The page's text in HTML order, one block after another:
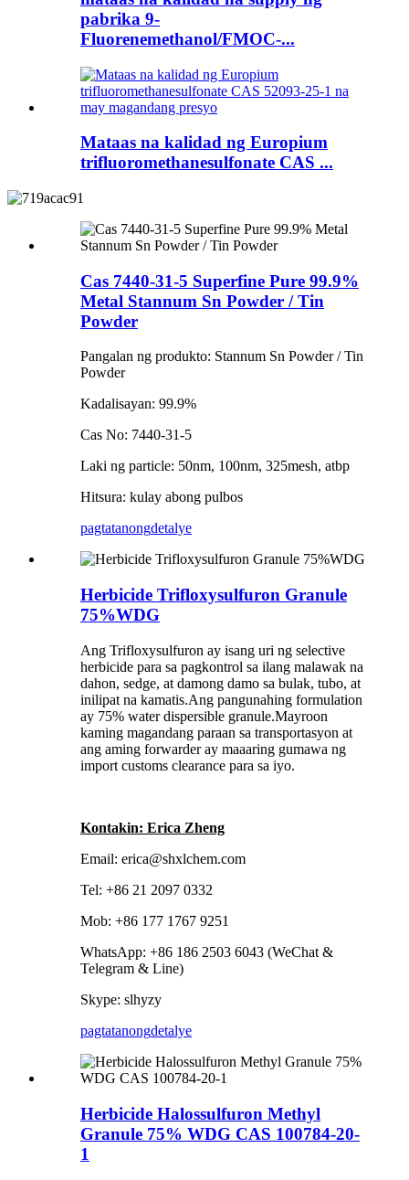
pabrika 9-
Fluorenemethanol/FMOC-...
Mataas na kalidad ng Europium
trifluoromethanesulfonate CAS ...
Cas 7440-31-5 Superfine Pure 99.9%
Metal Stannum Sn Powder / Tin
Powder
Pangalan ng produkto: Stannum Sn Powder / Tin
Powder
Kadalisayan: 99.9%
Cas No: 7440-31-5
Laki ng particle: 50nm, 100nm, 325mesh, atbp
Hitsura: kulay abong pulbos
pagtatanongdetalye
Herbicide Trifloxysulfuron Granule
75%WDG
Ang Trifloxysulfuron ay isang uri ng selective
herbicide para sa pagkontrol sa ilang malawak na
dahon, sedge, at damong damo sa bulak, tubo, at
inilipat na kamatis.Ang pangunahing formulation
ay 75% water dispersible granule.Mayroon
kaming magandang paraan sa transportasyon at
ang aming forwarder ay maaaring gumawa ng
import customs clearance para sa iyo.
Kontakin: Erica Zheng
Email: erica@shxlchem.com
Tel: +86 21 2097 0332
Mob: +86 177 1767 9251
WhatsApp: +86 186 2503 6043 (WeChat &
Telegram & Line)
Skype: slhyzy
pagtatanongdetalye
Herbicide Halossulfuron Methyl
Granule 75% WDG CAS 100784-20-
1